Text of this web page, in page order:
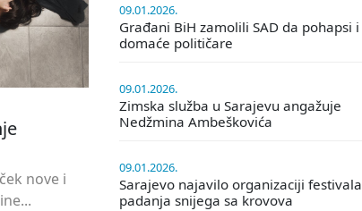
nove i
09.01.2026.
Građani BiH zamolili SAD da pohapsi i
domaće političare
09.01.2026.
Zimska služba u Sarajevu angažuje
Nedžmina Ambeškovića
09.01.2026.
Sarajevo najavilo organizaciji festivala
padanja snijega sa krovova